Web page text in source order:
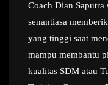
Coach Dian
senantiasa
yang tinggi saat
mampu membantu
kualitas SDM atau